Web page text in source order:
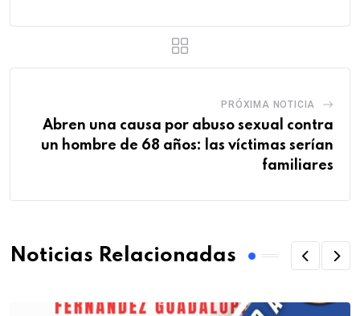
PRÓXIMA NOTICIA
Abren una causa por abuso sexual contra
un hombre de 68 años: las víctimas serían
familiares
Noticias Relacionadas